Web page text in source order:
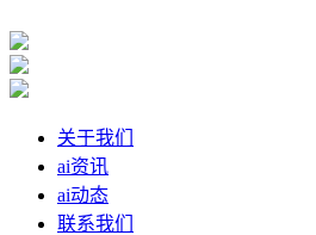
关于我们
ai资讯
ai动态
联系我们